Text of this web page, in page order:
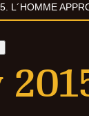
L´HOMME